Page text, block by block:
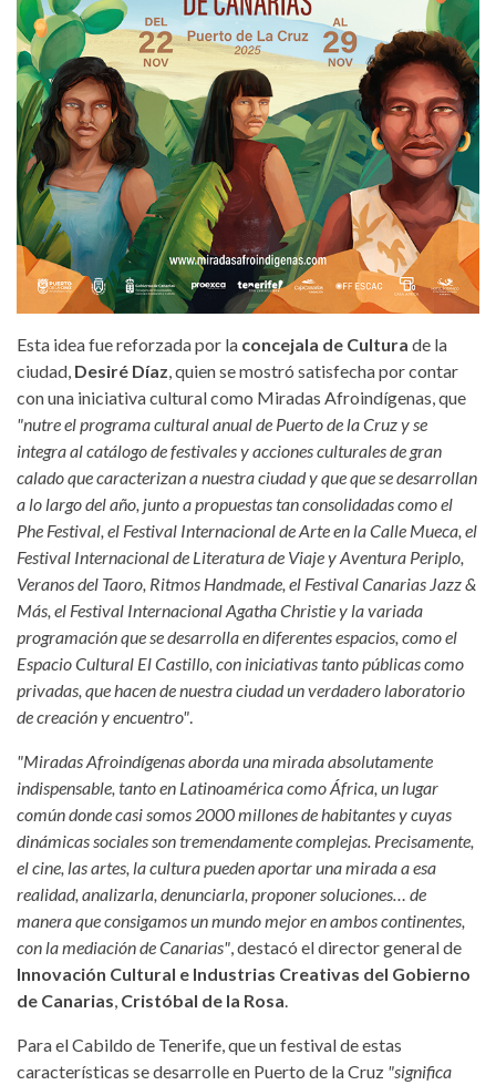
Esta idea fue reforzada por la concejala de Cultura de la
ciudad, Desiré Díaz, quien se mostró satisfecha por contar
con una iniciativa cultural como Miradas Afroindígenas, que
"nutre el programa cultural anual de Puerto de la Cruz y se
integra al catálogo de festivales y acciones culturales de gran
calado que caracterizan a nuestra ciudad y que que se desarrollan
a lo largo del año, junto a propuestas tan consolidadas como el
Phe Festival, el Festival Internacional de Arte en la Calle Mueca, el
Festival Internacional de Literatura de Viaje y Aventura Periplo,
Veranos del Taoro, Ritmos Handmade, el Festival Canarias Jazz &
Más, el Festival Internacional Agatha Christie y la variada
programación que se desarrolla en diferentes espacios, como el
Espacio Cultural El Castillo, con iniciativas tanto públicas como
privadas, que hacen de nuestra ciudad un verdadero laboratorio
de creación y encuentro".
"Miradas Afroindígenas aborda una mirada absolutamente
indispensable, tanto en Latinoamérica como África, un lugar
común donde casi somos 2000 millones de habitantes y cuyas
dinámicas sociales son tremendamente complejas. Precisamente,
el cine, las artes, la cultura pueden aportar una mirada a esa
realidad, analizarla, denunciarla, proponer soluciones… de
manera que consigamos un mundo mejor en ambos continentes,
con la mediación de Canarias", destacó el director general de
Innovación Cultural e Industrias Creativas del Gobierno
de Canarias, Cristóbal de la Rosa.
Para el Cabildo de Tenerife, que un festival de estas
características se desarrolle en Puerto de la Cruz "significa